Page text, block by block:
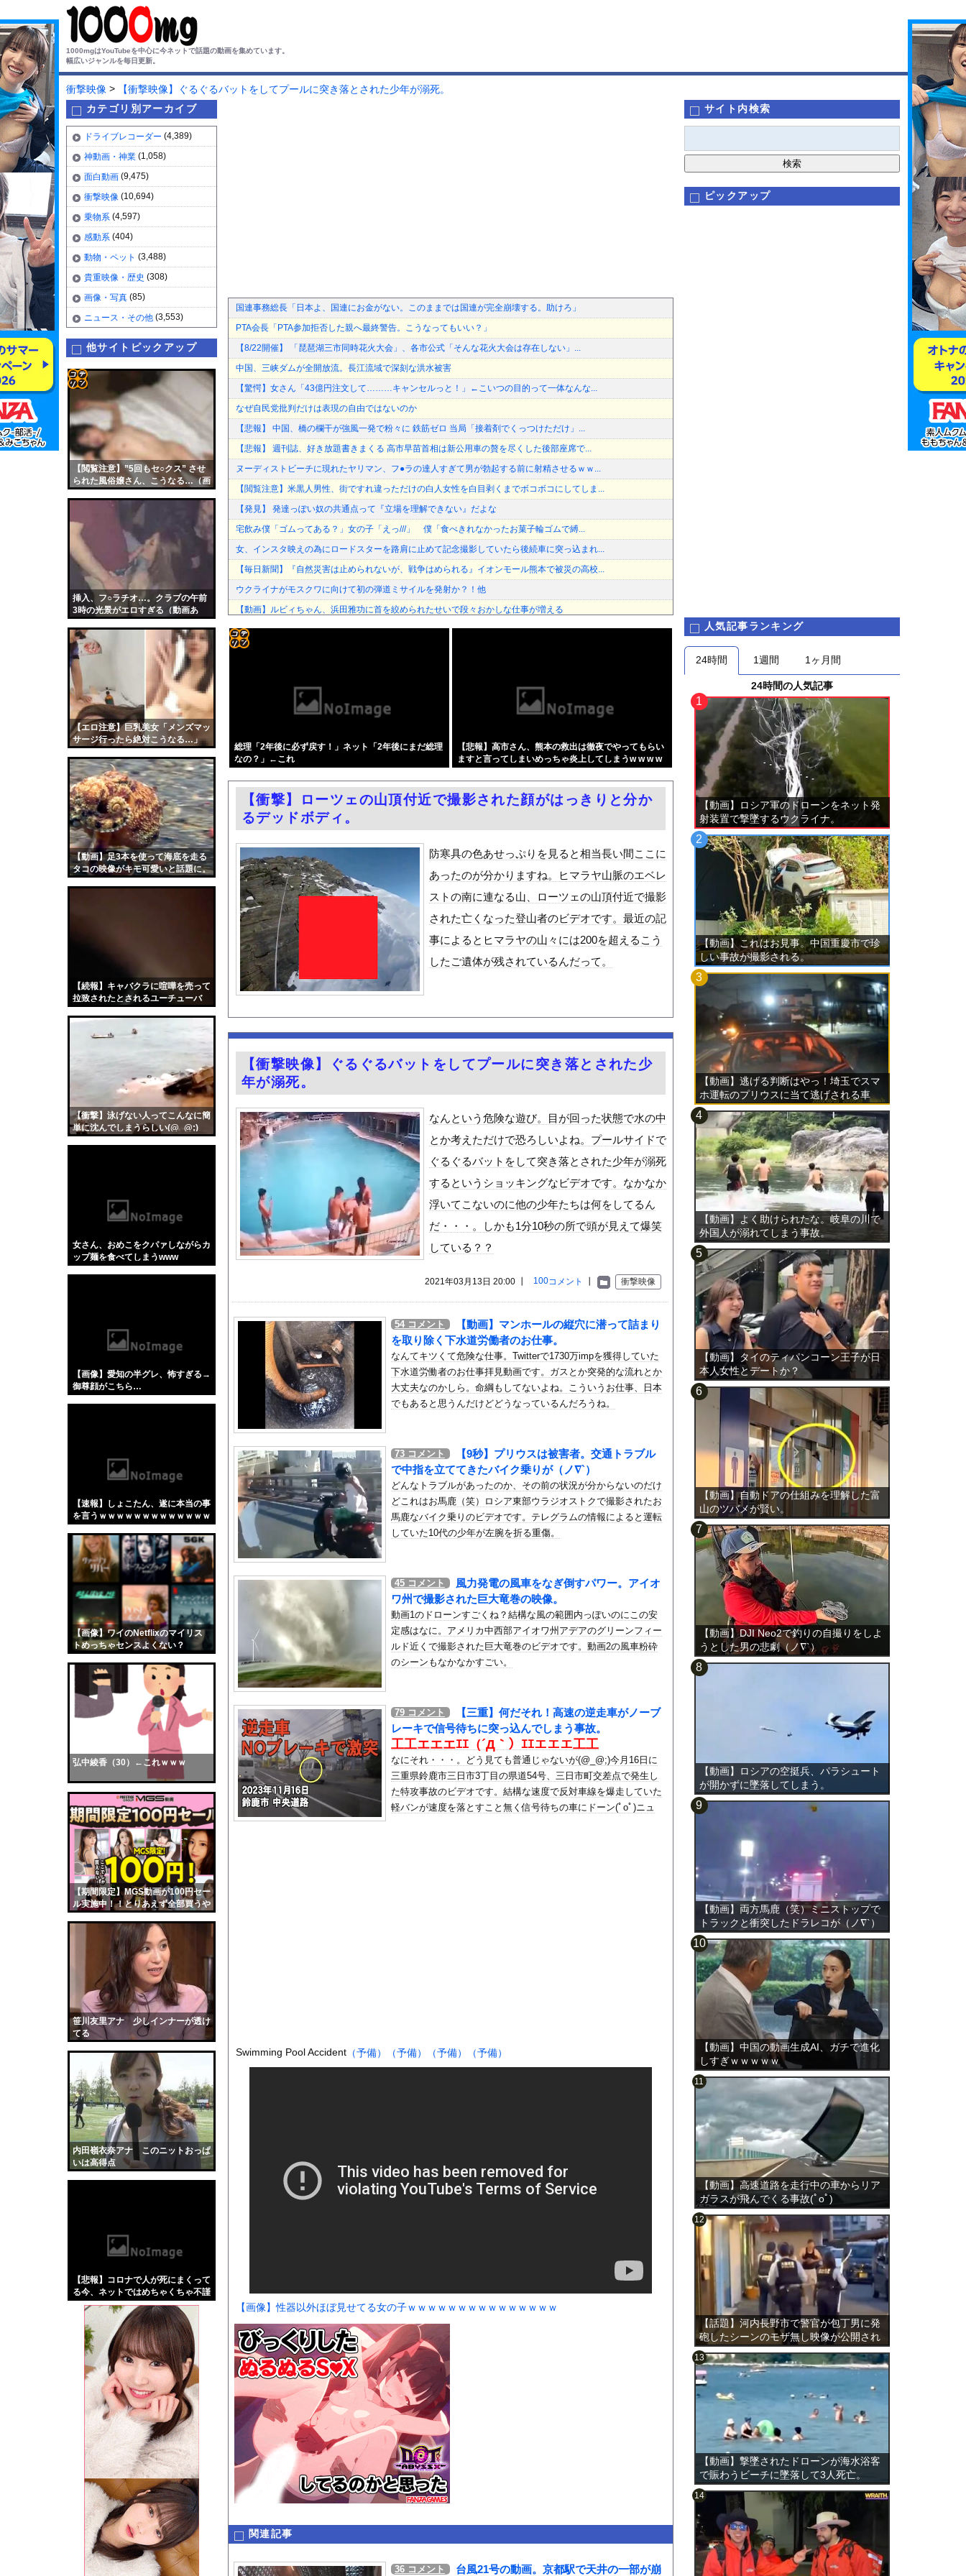
1000mgはYouTubeを中心に今ネットで話題の動画を集めています。
幅広いジャンルを毎日更新。
衝撃映像 >
【衝撃映像】ぐるぐるバットをしてプールに突き落とされた少年が溺死。
カテゴリ別アーカイブ
ドライブレコーダー (4,389)
神動画・神業 (1,058)
面白動画 (9,475)
衝撃映像 (10,694)
乗物系 (4,597)
感動系 (404)
動物・ペット (3,488)
貴重映像・歴史 (308)
画像・写真 (85)
ニュース・その他 (3,553)
他サイトピックアップ
【閲覧注意】”5回もセ○クス” させ
られた風俗嬢さん、こうなる…（画
挿入、フ○ラチオ…。クラブの午前
3時の光景がエロすぎる（動画あ
【エロ注意】巨乳美女「メンズマッ
サージ行ったら絶対こうなる…」
【動画】足3本を使って海底を走る
タコの映像がキモ可愛いと話題に。
【続報】キャバクラに喧嘩を売って
拉致されたとされるユーチューバ
【衝撃】泳げない人ってこんなに簡
単に沈んでしまうらしい(@_@;)
女さん、おめこをクパァしながらカ
ップ麺を食べてしまうwww
【画像】愛知の半グレ、怖すぎる→
御尊顔がこちら…
【速報】しょこたん、遂に本当の事
を言うｗｗｗｗｗｗｗｗｗｗｗｗｗ
【画像】ワイのNetflixのマイリス
トめっちゃセンスよくない？
弘中綾香（30）←これｗｗｗ
【期間限定】MGS動画が100円セー
ル実施中！！とりあえず全部買うや
笹川友里アナ 少しインナーが透け
てる
内田嶺衣奈アナ このニットおっぱ
いは高得点
【悲報】コロナで人が死にまくって
る今、ネットではめちゃくちゃ不謹
慎なネタが大流行・・・
コテ
リン
- 固
定リ
ンク
自動
更新
ツー
ル
国連事務総長「日本よ、国連にお金がない。このままでは国連が完全崩壊する。助けろ」
PTA会長「PTA参加拒否した親へ最終警告。こうなってもいい？」
【8/22開催】 「琵琶湖三市同時花火大会」、各市公式「そんな花火大会は存在しない」...
中国、三峡ダムが全開放流。長江流域で深刻な洪水被害
【驚愕】女さん「43億円注文して………キャンセルっと！」←こいつの目的って一体なんな...
なぜ自民党批判だけは表現の自由ではないのか
【悲報】 中国、橋の欄干が強風一発で粉々に 鉄筋ゼロ 当局「接着剤でくっつけただけ」...
【悲報】 週刊誌、好き放題書きまくる 高市早苗首相は新公用車の贅を尽くした後部座席で...
ヌーディストビーチに現れたヤリマン、フ●ラの達人すぎて男が勃起する前に射精させるｗｗ...
【閲覧注意】米黒人男性、街ですれ違っただけの白人女性を白目剥くまでボコボコにしてしま...
【発見】 発達っぽい奴の共通点って『立場を理解できない』だよな
宅飲み僕「ゴムってある？」女の子「えっ///」 僕「食べきれなかったお菓子輪ゴムで縛...
女、インスタ映えの為にロードスターを路肩に止めて記念撮影していたら後続車に突っ込まれ...
【毎日新聞】『自然災害は止められないが、戦争はめられる』イオンモール熊本で被災の高校...
ウクライナがモスクワに向けて初の弾道ミサイルを発射か？！他
【動画】ルビィちゃん、浜田雅功に首を絞められたせいで段々おかしな仕事が増える
ウクライナがモスクワに向けて初の弾道ミサイルを発射か？！
ジャンポケ斉藤に見る量刑7年の重さ、殺してしまい傷害致死罪を狙う方が量刑的には軽いと...
高市内閣の方針に反対した自民党議員9人のリストが話題に、「岩屋はどこへ行った？」との...
【長野】安曇野市と大町市で土砂崩落 山中の道路が寸断 宿泊客や登山客など計400人近...
女子プロレスラーさん、地上波番組で胸元ぱっくり・・・（※画像あり）
【画像】ショートスリーパー堀、ショートスリーパーでない事がバレてしまう・・・
元子役の紫堂るいの競泳水着おっぱいポロリ具合がエロい
【ニュース】韓国メディア「幻となった女性天皇。日本皇族に韓半島の男の血が入る可能性が...
エロ漫画『のの香とこーちゃん～ち〇ち〇こわい～』をrawやhitomiを使わずに無料...
BYDの軽EV「ラッコ」受注が700台超 7月販売は125台
中国「大豪雨！」三峡ダム「基礎部分破損」中国「全力放流！」台風13号「中国上陸予測」...
職場の人妻と不倫をして、ついに、、、
韓国国会、サッカー前代表監督を追及「なぜ負けたのか」
日本旅行キャンセルすべきか…1万年ぶり史上最大級の火山の兆し＝韓国の反応
うちのネコが目の前にいた。私が上に物を投げるフリをする → 猫はこうなります…
【悲報】思春期の娘に「キモッ」と言われたお父さん、グレるｗｗｗｗｗｗｗ
既婚女性「托卵を受け入れられない男は器が小さい」
夏休み出国ラッシュがピーク 羽田空港、海外旅行客で混雑
家系ラーメンって何を楽しむの？
ひろゆきの妻・西村ゆかさん 離婚を提示
岩田絵里奈アナ セクシーノースリーブ！！【GIF動画あり】
『薬屋のひとりごと』30話感想 診療所の女官からの呼び出し！水晶宮大荒れ！
シカ「全部喰った」 祭り中止
「私は何年も生きていて車関連の事故に遭遇した事がありません、これが保険に入る必要がな...
お騒がせグラドル小倉ゆうかが７年ぶりに帰ってきたぞ！
ガチの釣り初心者なんやが、始めるまでのロードマップ教えてくれ
井上晴美、乳首ヘアヌードや濡れ場おっぱいがエロ過ぎる！人生最後のラスト写真集、最高！...
【Xの車窓から】オービスかと思ったら野生の炊飯器で草 ほか
【衝撃】「かわいい虫」ランキング、ついに発表される
外国人「理解できない」日本人ファンタジスタがまだ無所属で欧州人が困惑..獲得を求める...
【動画】 撮影走行でホンダADUO改良型エンジン（PU）を搭載したアストンマーチンが...
【ガチ】 幼稚園の20代美女先生、園児のパパとの浮気セ○クス動画が流出して終わる
【悲報】タトゥー擁護してる反社、味方から背中を刺される
おまえらスマホの「あ」の予測変換1個目を続く限り繋げてみろwwwwwww
【悲報】思春期の娘に「キモッ」と言われたお父さん、グレるｗｗｗｗｗｗｗ
道の駅に野菜や果物出荷してるんやけど「こういうの欲しい」とかある？
2026スーパーフォーミュラ第8戦「SUGO」決勝結果他
ウクライナがモスクワに向けて初の弾道ミサイルを発射か？！
【悲報】バス運転手、なり手がいない
【動画】うそでしょー！藤沢市で撮影された予測可能割合が気になる事故のドラレコ。
男が欲情した山﨑玲奈の肉体・・・これは我慢できませんわ
究極神ゲー異世界転移RTA やる夫ルート【R-18】 その２６１
【アクナイ】パピルス専用「アチーブメントスターシリーズ＜ネクストクエスト＞」【コーデ...
彫り師YouTuber「タトゥー入れてる奴は全員バカです」「すごい民度低い」
【画像】おまえらくんの机がこの女の子の椅子にされてたらｗｗｗ
【画像】この女優さん、可愛すぎる
【朗報】齋藤飛鳥、前屈みで完全に見えてる動画が拡散されてしまう…
海外「日本よ、お前がナンバーワンだ」 熊本地震直後の日本の対応のスピードに世界が衝撃
勇気を出して白人美女にチン凸したアジア人短小男
、爆笑されてしまうｗｗｗ
10年もの間浮気してた嫁。まさかと思い長男のDNA鑑定をするがいいな？と問うと、元嫁...
ウクライナ侵攻以降、ロシア軍兵士のHIV感染が2000％急増…ウクライナメディア！
【配信者】「金バエ」のSNS更新が1週間途絶え、様々な憶測が飛び交う。1週間ぶりの投...
【画像】女の子「危機管理フォーーーーム！！！」
彼がボトルを取りに行ってる間に隠れてみた。…あれ？どこいった？ → 彼はチャンスを逃...
韓国人「安貞桓が韓国代表に激怒！『惨憺たる結果、徹底的な刷新が必要だ』と監督や協会を...
ケンタッキーとか言う唐揚げ屋ｗｗｗｗｗ
【画像】このAVが性癖ブッ刺さりで精子ドクドク作られるわｗｗｗｗ
お知らせ
Powered by livedoor 相互RSS
このページは
1000mgが管理しています。 RSS設定 更新順130件まで。それ以降の古いものは表
示されません。
総理「2年後に必ず戻す！」ネット「2年後にまだ総理
なの？」←これ
【悲報】高市さん、熊本の救出は徹夜でやってもらい
ますと言ってしまいめっちゃ炎上してしまうw w w w
自動
更新
【衝撃】ローツェの山頂付近で撮影された顔がはっきりと分か
るデッドボディ。
防寒具の色あせっぷりを見ると相当長い間ここに
あったのが分かりますね。ヒマラヤ山脈のエベレ
ストの南に連なる山、ローツェの山頂付近で撮影
された亡くなった登山者のビデオです。最近の記
事によるとヒマラヤの山々には200を超えるこう
したご遺体が残されているんだって。
【衝撃映像】ぐるぐるバットをしてプールに突き落とされた少
年が溺死。
なんという危険な遊び。目が回った状態で水の中
とか考えただけで恐ろしいよね。プールサイドで
ぐるぐるバットをして突き落とされた少年が溺死
するというショッキングなビデオです。なかなか
浮いてこないのに他の少年たちは何をしてるん
だ・・・。しかも1分10秒の所で頭が見えて爆笑
している？？
衝撃映像
100コメント
2021年03月13日 20:00 ┃
54 コメント
【動画】マンホールの縦穴に潜って詰まり
を取り除く下水道労働者のお仕事。
なんてキツくて危険な仕事。Twitterで1730万impを獲得していた
下水道労働者のお仕事拝見動画です。ガスとか突発的な流れとか
大丈夫なのかしら。命綱もしてないよね。こういうお仕事、日本
でもあると思うんだけどどうなっているんだろうね。
73 コメント
【9秒】プリウスは被害者。交通トラブル
で中指を立ててきたバイク乗りが（ノ∇`）
どんなトラブルがあったのか、その前の状況が分からないのだけ
どこれはお馬鹿（笑）ロシア東部ウラジオストクで撮影されたお
馬鹿なバイク乗りのビデオです。テレグラムの情報によると運転
していた10代の少年が左腕を折る重傷。
45 コメント
風力発電の風車をなぎ倒すパワー。アイオ
ワ州で撮影された巨大竜巻の映像。
動画1のドローンすごくね？結構な風の範囲内っぽいのにこの安
定感はなに。アメリカ中西部アイオワ州アデアのグリーンフィー
ルド近くで撮影された巨大竜巻のビデオです。動画2の風車粉砕
のシーンもなかなかすごい。
79 コメント
【三重】何だそれ！高速の逆走車がノーブ
レーキで信号待ちに突っ込んでしまう事故。
工工エエエｴｴ（´Д｀）ｴｴエエエ工工
なにそれ・・・。どう見ても普通じゃないが(@_@;)今月16日に
三重県鈴鹿市三日市3丁目の県道54号、三日市町交差点で発生し
た特攻事故のビデオです。結構な速度で反対車線を爆走していた
軽バンが速度を落とすこと無く信号待ちの車にドーン(ﾟoﾟ)ニュ
Swimming Pool Accident （予備） （予備） （予備） （予備）
【画像】性器以外ほぼ見せてる女の子ｗｗｗｗｗｗｗｗｗｗｗｗｗｗｗ
関連記事
36 コメント 台風21号の動画。京都駅で天井の一部が崩
サイト内検索
ピックアップ
人気記事ランキング
24時間 1週間 1ヶ月間
24時間の人気記事
【動画】ロシア軍のドローンをネット発
射装置で撃墜するウクライナ。
【動画】これはお見事。中国重慶市で珍
しい事故が撮影される。
【動画】逃げる判断はやっ！埼玉でスマ
ホ運転のプリウスに当て逃げされる車
載。
【動画】よく助けられたな。岐阜の川で
外国人が溺れてしまう事故。
【動画】タイのティパンコーン王子が日
本人女性とデートか？
【動画】自動ドアの仕組みを理解した富
山のツバメが賢い。
【動画】DJI Neo2で釣りの自撮りをしよ
うとした男の悲劇（ノ∇`）
【動画】ロシアの空挺兵、パラシュート
が開かずに墜落してしまう。
【動画】両方馬鹿（笑）ミニストップで
トラックと衝突したドラレコが（ノ∇`）
【動画】中国の動画生成AI、ガチで進化
しすぎｗｗｗｗｗ
【動画】高速道路を走行中の車からリア
ガラスが飛んでくる事故(ﾟoﾟ)
【話題】河内長野市で警官が包丁男に発
砲したシーンのモザ無し映像が公開され
る。
【動画】撃墜されたドローンが海水浴客
で賑わうビーチに墜落して3人死亡。